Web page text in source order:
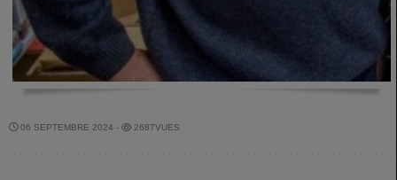
06 SEPTEMBRE 2024 - 2687VUES